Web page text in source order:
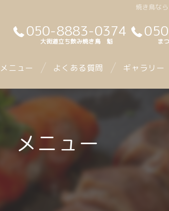
焼き鳥な
050-8883-0374
大街道立ち飲み焼き鳥 魁 ま
メニュー よくある質問 ギャラリー
メニュー